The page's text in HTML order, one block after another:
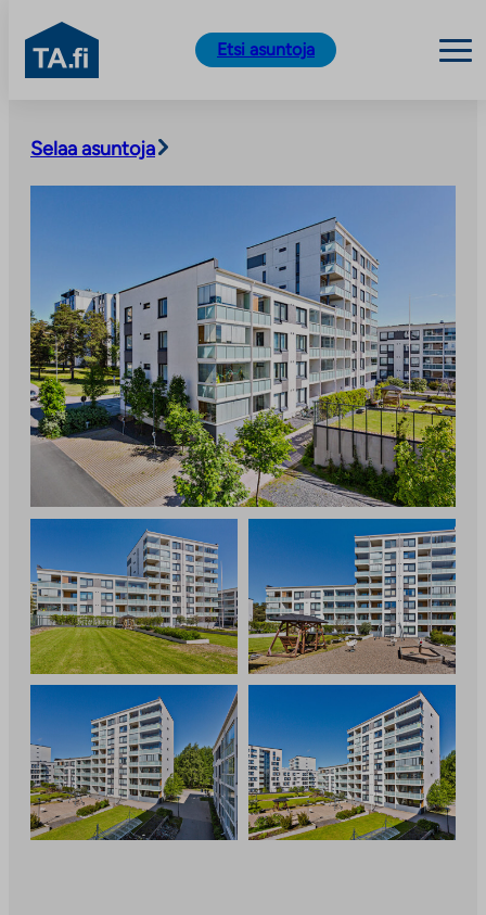
sisältöön
TA.fi
Etsi asuntoja
Selaa asuntoja